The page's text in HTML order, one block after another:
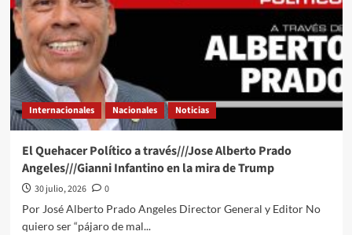
Infantino
por
el
plan
de
la
FIFA
de
vender
Mundial:
“Es
hipotecar
futbol”
Internacionales Nacionales Noticias
El Quehacer Político a través///Jose Alberto Prado
Angeles///Gianni Infantino en la mira de Trump
30 julio, 2026
0
Por José Alberto Prado Angeles Director General y Editor No
quiero ser “pájaro de mal...